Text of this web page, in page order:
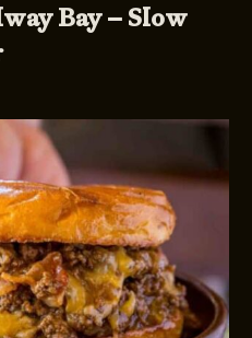
Bay – Slow
DESIGNED BY DpS
ATHENS